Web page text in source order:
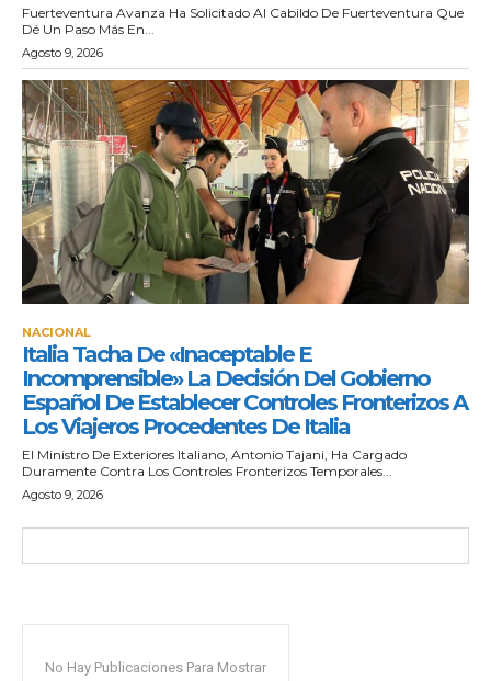
Fuerteventura Avanza Ha Solicitado Al Cabildo De Fuerteventura Que
Dé Un Paso Más En...
Agosto 9, 2026
NACIONAL
Italia Tacha De «inaceptable E
Incomprensible» La Decisión Del Gobierno
Español De Establecer Controles Fronterizos A
Los Viajeros Procedentes De Italia
El Ministro De Exteriores Italiano, Antonio Tajani, Ha Cargado
Duramente Contra Los Controles Fronterizos Temporales...
Agosto 9, 2026
No Hay Publicaciones Para Mostrar